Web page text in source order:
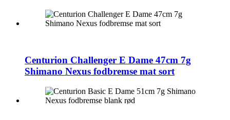
Centurion Challenger E Dame 47cm 7g
Shimano Nexus fodbremse mat sort